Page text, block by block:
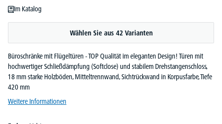
Im Katalog
Wählen Sie aus 42 Varianten
Büroschränke mit Flügeltüren - TOP Qualität im eleganten Design! Türen mit
hochwertiger Schließdämpfung (Softclose) und stabilem Drehstangenschloss,
18 mm starke Holzböden, Mitteltrennwand, Sichtrückwand in Korpusfarbe, Tiefe
420 mm
Weitere Informationen